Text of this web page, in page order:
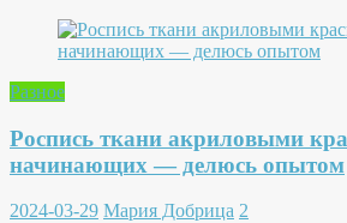
Разное
Роспись ткани акриловыми
начинающих — делюсь опытом
2024-03-29 Мария Добрица 2